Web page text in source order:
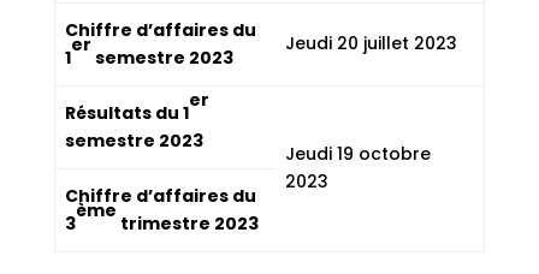
Chiffre d’affaires du
1
er
semestre 2023
Jeudi 20 juillet 2023
Résultats du 1
er
semestre 2023
Jeudi 19 octobre
2023
Chiffre d’affaires du
3
ème
trimestre 2023